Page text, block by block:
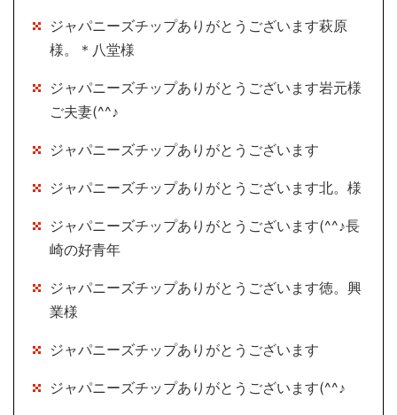
ジャパニーズチップありがとうございます萩原
様。＊八堂様
ジャパニーズチップありがとうございます岩元様
ご夫妻(^^♪
ジャパニーズチップありがとうございます
ジャパニーズチップありがとうございます北。様
ジャパニーズチップありがとうございます(^^♪長
崎の好青年
ジャパニーズチップありがとうございます徳。興
業様
ジャパニーズチップありがとうございます
ジャパニーズチップありがとうございます(^^♪